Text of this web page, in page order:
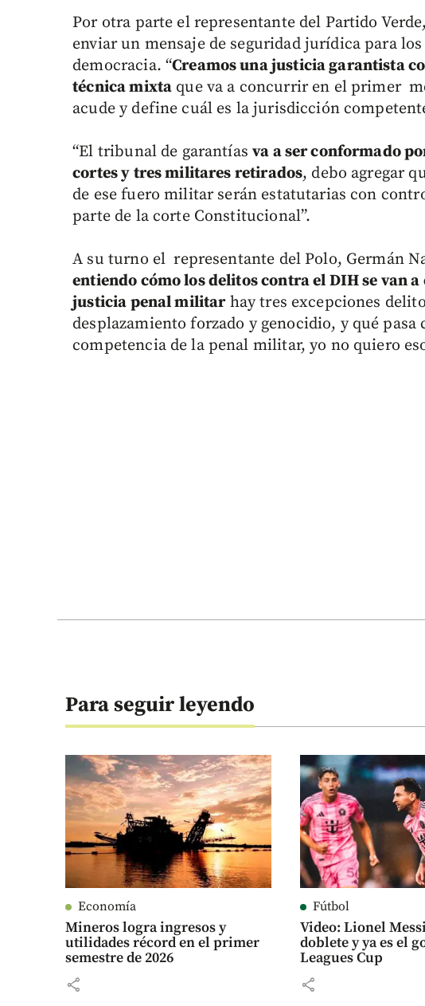
Por otra parte el representante del Partido
enviar un mensaje de seguridad jurídica para
democracia. “Creamos una justicia garantista
técnica mixta que va a concurrir en el primer
acude y define cuál es la jurisdicción
“El tribunal de garantíasva a ser conformado
cortes y tres militares retirados, debo agregar
de ese fuero militar serán estatutarias con
parte de la corte Constitucional”.
A su turno el representante del Polo, Germán
entiendo cómo los delitos contra el DIH se van
justicia penal militarhay tres excepciones
desplazamiento forzado y genocidio, y qué pasa
competencia de la penal militar, yo no quiero
Para seguir leyendo
Economía
Mineros logra ingresos y
utilidades récord en el primer
semestre de 2026
share
Fútbol
Video: Lionel
doblete y ya es el
Leagues Cup
share